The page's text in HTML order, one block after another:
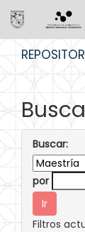
Buscar:
por
Filtros